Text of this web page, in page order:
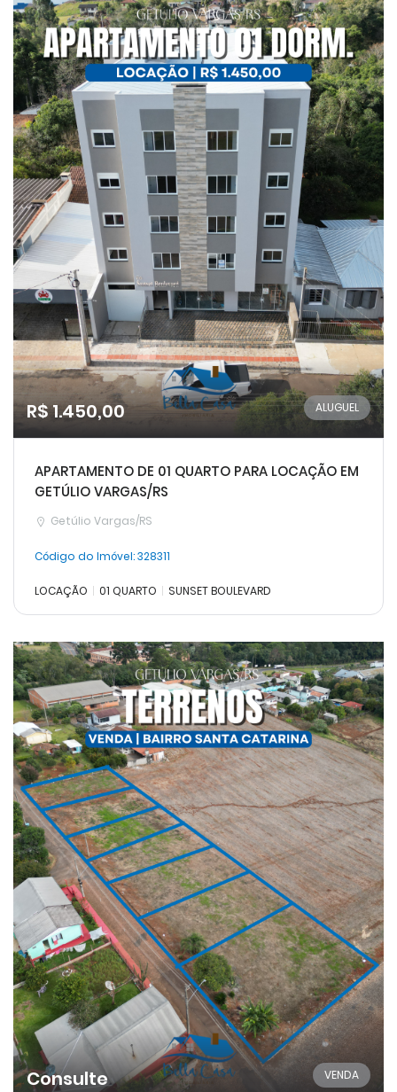
R$ 1.450,00 ALUGUEL
APARTAMENTO DE 01 QUARTO PARA LOCAÇÃO EM
GETÚLIO VARGAS/RS
Getúlio Vargas/RS
Código do Imóvel:328311
LOCAÇÃO 01 QUARTO SUNSET BOULEVARD
Consulte VENDA